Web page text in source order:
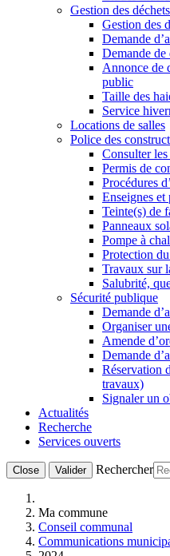
Gestion des
Gestion des
Demande
Demande de
Annonce de
public
Taille des
Service
Locations de salles
Police des
Consulter les
Permis de
Procédures
Enseignes et
Teinte(s) de
Panneaux
Pompe à
Protection
Travaux sur
Salubrité,
Sécurité publique
Demande
Organiser
Amende
Demande
Réservation
travaux)
Signaler un
Actualités
Recherche
Services ouverts
Close Valider Rechercher
Ma commune
Conseil communal
Communications